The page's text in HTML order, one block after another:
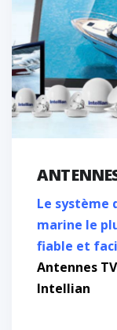
Le système
marine le
fiable et
Antennes
Intellian